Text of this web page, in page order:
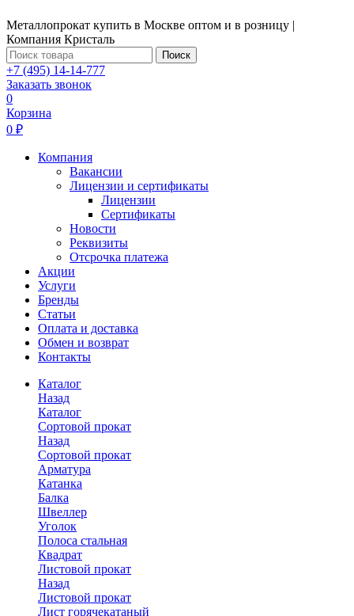
Металлопрокат купить в Москве оптом и в розницу |
Компания Кристаль
Поиск
+7 (495) 14-14-777
Заказать звонок
0
Корзина
0 ₽
Компания
Вакансии
Лицензии и сертификаты
Лицензии
Сертификаты
Новости
Реквизиты
Отсрочка платежа
Акции
Услуги
Бренды
Статьи
Оплата и доставка
Обмен и возврат
Контакты
Каталог
Назад
Каталог
Сортовой прокат
Назад
Сортовой прокат
Арматура
Катанка
Балка
Швеллер
Уголок
Полоса стальная
Квадрат
Листовой прокат
Назад
Листовой прокат
Лист горячекатаный